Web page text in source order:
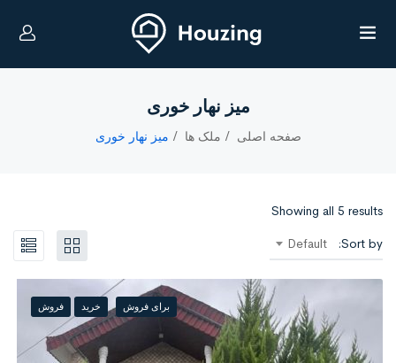
میز نهار خوری
صفحه اصلی ملک ها میز نهار خوری
Showing all 5 results
Sort by:
Default
برای فروش خرید فروش